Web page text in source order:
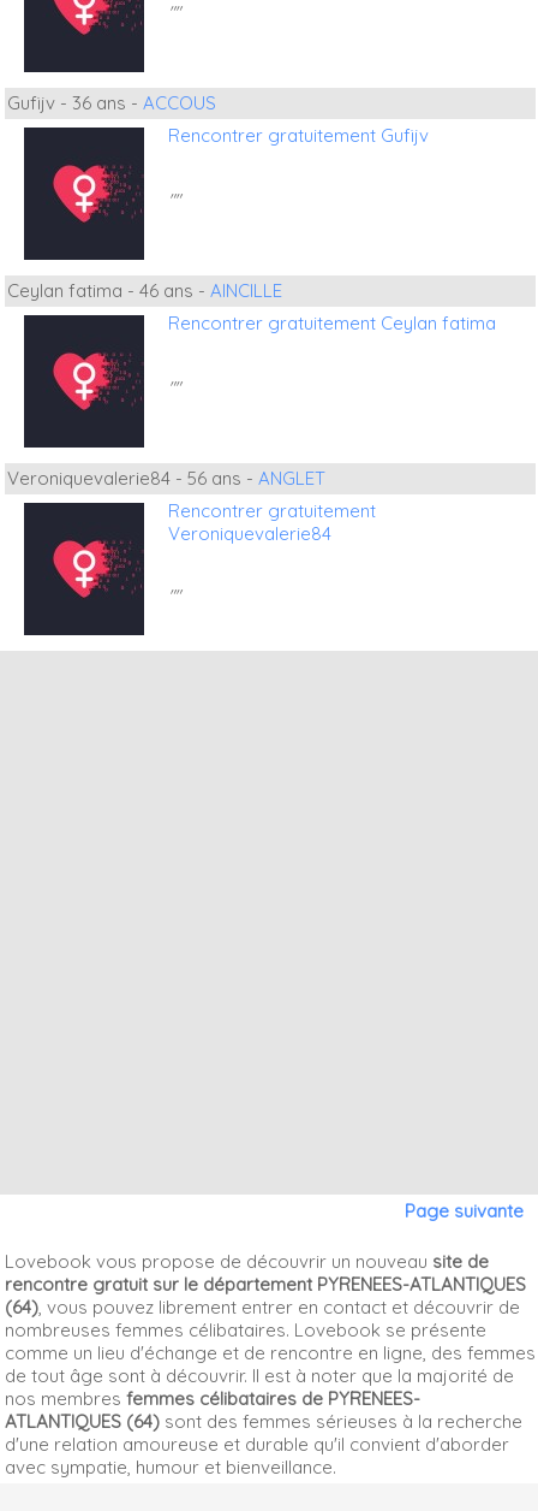
""
Gufijv - 36 ans - ACCOUS
Rencontrer gratuitement Gufijv
""
Ceylan fatima - 46 ans - AINCILLE
Rencontrer gratuitement Ceylan fatima
""
Veroniquevalerie84 - 56 ans - ANGLET
Rencontrer gratuitement
Veroniquevalerie84
""
Page suivante
Lovebook vous propose de découvrir un nouveau site de
rencontre gratuit sur le département PYRENEES-ATLANTIQUES
(64), vous pouvez librement entrer en contact et découvrir de
nombreuses femmes célibataires. Lovebook se présente
comme un lieu d'échange et de rencontre en ligne, des femmes
de tout âge sont à découvrir. Il est à noter que la majorité de
nos membres femmes célibataires de PYRENEES-
ATLANTIQUES (64) sont des femmes sérieuses à la recherche
d'une relation amoureuse et durable qu'il convient d'aborder
avec sympatie, humour et bienveillance.